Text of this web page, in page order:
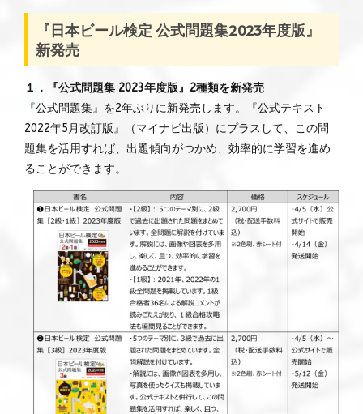
『日本ビール検定 公式問題集2023年度版』
新発売
１．『公式問題集 2023年度版』2種類を新発売
『公式問題集』を2年ぶりに新発売します。『公式テキスト
2022年5月改訂版』（マイナビ出版）にプラスして、この問
題集を活用すれば、出題傾向がつかめ、効率的に学習を進め
ることができます。